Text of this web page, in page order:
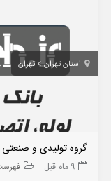
استان تهران تهران
گروه تولیدی و صنعتی
9 ماه قبل